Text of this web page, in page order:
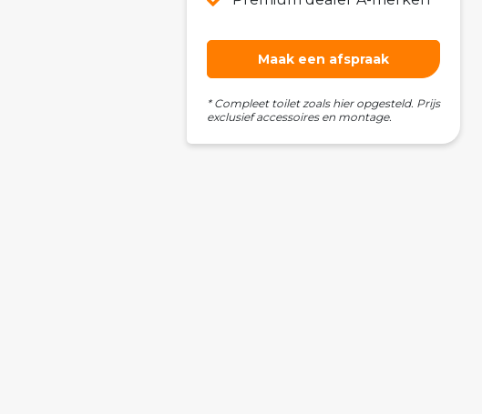
Maak een afspraak
* Compleet toilet zoals hier opgesteld. Prijs
exclusief accessoires en montage.